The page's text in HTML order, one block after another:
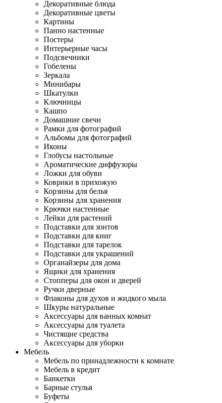
Декоративные блюда
Декоративные цветы
Картины
Панно настенные
Постеры
Интерьерные часы
Подсвечники
Гобелены
Зеркала
Минибары
Шкатулки
Ключницы
Кашпо
Домашние свечи
Рамки для фотографий
Альбомы для фотографий
Иконы
Глобусы настольные
Ароматические диффузоры
Ложки для обуви
Коврики в прихожую
Корзины для белья
Корзины для хранения
Крючки настенные
Лейки для растений
Подставки для зонтов
Подставки для книг
Подставки для тарелок
Подставки для украшений
Органайзеры для дома
Ящики для хранения
Стопперы для окон и дверей
Ручки дверные
Флаконы для духов и жидкого мыла
Шкуры натуральные
Аксессуары для ванных комнат
Аксессуары для туалета
Чистящие средства
Аксессуары для уборки
Мебель
Мебель по принадлежности к комнате
Мебель в кредит
Банкетки
Барные стулья
Буфеты